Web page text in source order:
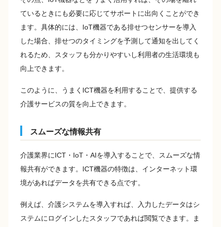
ているときにも必要に応じてサポートに出向くことができ
ます。具体的には、IoT機器である排せつセンサーを導入
した場合、排せつのタイミングを予測して通知を出してく
れるため、スタッフも分かりやすいし利用者の生活環境も
向上できます。
このように、うまくICT機器を利用することで、提供する
介護サービスの質を向上できます。
スムーズな情報共有
介護業界にICT・IoT・AIを導入することで、スムーズな情
報共有ができます。ICT機器の特徴は、インターネット環
境があればデータを共有できる点です。
例えば、介護システムを導入すれば、入力したデータはシ
ステムにログインしたスタッフであれば閲覧できます。ま